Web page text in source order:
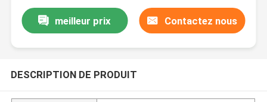
meilleur prix Contactez nous
DESCRIPTION DE PRODUIT